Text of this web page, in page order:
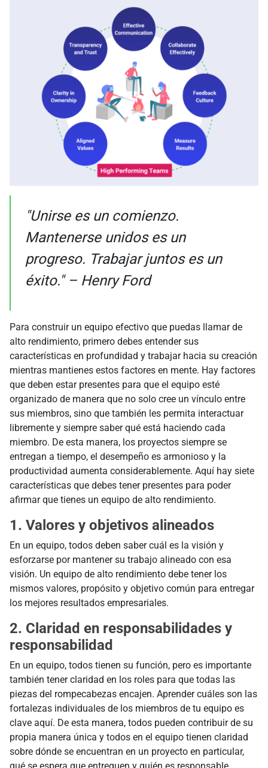
"Unirse es un comienzo.
Mantenerse unidos es un
progreso. Trabajar juntos es un
éxito." – Henry Ford
Para construir un equipo efectivo que puedas llamar de
alto rendimiento, primero debes entender sus
características en profundidad y trabajar hacia su creación
mientras mantienes estos factores en mente. Hay factores
que deben estar presentes para que el equipo esté
organizado de manera que no solo cree un vínculo entre
sus miembros, sino que también les permita interactuar
libremente y siempre saber qué está haciendo cada
miembro. De esta manera, los proyectos siempre se
entregan a tiempo, el desempeño es armonioso y la
productividad aumenta considerablemente. Aquí hay siete
características que debes tener presentes para poder
afirmar que tienes un equipo de alto rendimiento.
1. Valores y objetivos alineados
En un equipo, todos deben saber cuál es la visión y
esforzarse por mantener su trabajo alineado con esa
visión. Un equipo de alto rendimiento debe tener los
mismos valores, propósito y objetivo común para entregar
los mejores resultados empresariales.
2. Claridad en responsabilidades y
responsabilidad
En un equipo, todos tienen su función, pero es importante
también tener claridad en los roles para que todas las
piezas del rompecabezas encajen. Aprender cuáles son las
fortalezas individuales de los miembros de tu equipo es
clave aquí. De esta manera, todos pueden contribuir de su
propia manera única y todos en el equipo tienen claridad
sobre dónde se encuentran en un proyecto en particular,